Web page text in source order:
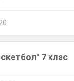
7 клас